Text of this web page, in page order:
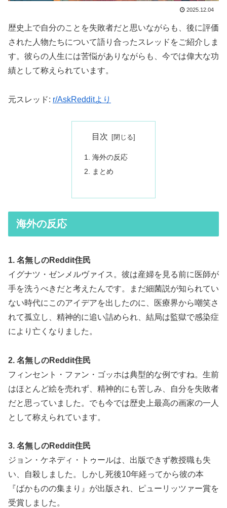
2025.12.04
歴史上で自分のことを失敗者だと思いながらも、後に評価
された人物たちについて語り合ったスレッドをご紹介しま
す。彼らの人生には苦悩がありながらも、今では偉大な功
績として称えられています。
元スレッド: r/AskRedditより
目次
海外の反応
まとめ
海外の反応
1. 名無しのReddit住民
イグナツ・ゼンメルヴァイス。彼は産婦を見る前に医師が
手を洗うべきだと考えたんです。まだ細菌説が知られてい
ない時代にこのアイデアを出したのに、医療界から嘲笑さ
れて孤立し、精神的に追い詰められ、結局は監獄で感染症
により亡くなりました。
2. 名無しのReddit住民
フィンセント・ファン・ゴッホは典型的な例ですね。生前
はほとんど絵を売れず、精神的にも苦しみ、自分を失敗者
だと思っていました。でも今では歴史上最高の画家の一人
として称えられています。
3. 名無しのReddit住民
ジョン・ケネディ・トゥールは、出版できず教授職も失
い、自殺しました。しかし死後10年経ってから彼の本
『ばかものの集まり』が出版され、ピューリッツァー賞を
受賞しました。